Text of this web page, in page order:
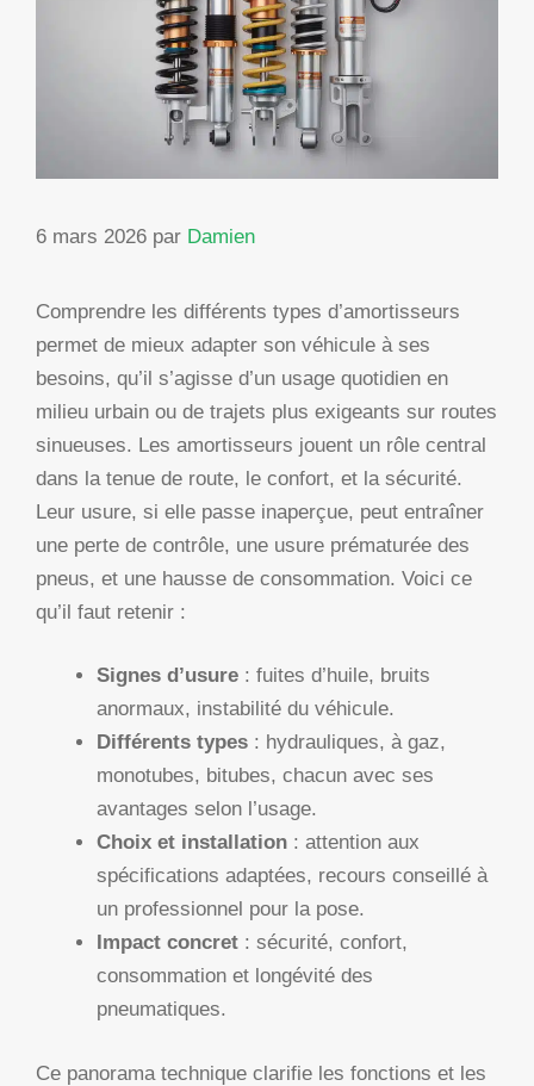
6 mars 2026 par Damien
Comprendre les différents types d’amortisseurs
permet de mieux adapter son véhicule à ses
besoins, qu’il s’agisse d’un usage quotidien en
milieu urbain ou de trajets plus exigeants sur routes
sinueuses. Les amortisseurs jouent un rôle central
dans la tenue de route, le confort, et la sécurité.
Leur usure, si elle passe inaperçue, peut entraîner
une perte de contrôle, une usure prématurée des
pneus, et une hausse de consommation. Voici ce
qu’il faut retenir :
Signes d’usure : fuites d’huile, bruits
anormaux, instabilité du véhicule.
Différents types : hydrauliques, à gaz,
monotubes, bitubes, chacun avec ses
avantages selon l’usage.
Choix et installation : attention aux
spécifications adaptées, recours conseillé à
un professionnel pour la pose.
Impact concret : sécurité, confort,
consommation et longévité des
pneumatiques.
Ce panorama technique clarifie les fonctions et les